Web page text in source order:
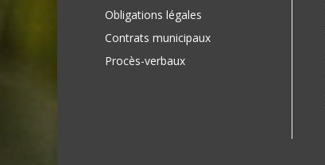
Obligations légales
Contrats municipaux
Procès-verbaux